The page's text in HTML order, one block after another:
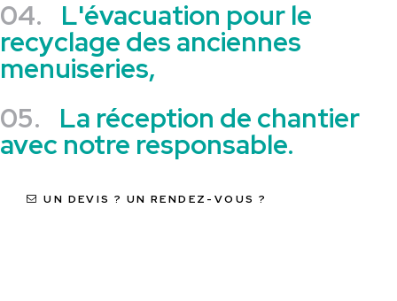
04.
L'évacuation pour le
recyclage des anciennes
menuiseries,
05.
La réception de chantier
avec notre responsable.
UN DEVIS ? UN RENDEZ-VOUS ?